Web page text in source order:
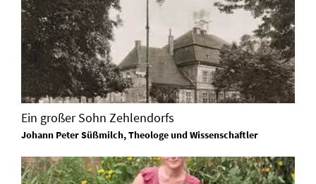
Ein großer Sohn Zehlendorfs
Johann Peter Süßmilch, Theologe und Wissenschaftler